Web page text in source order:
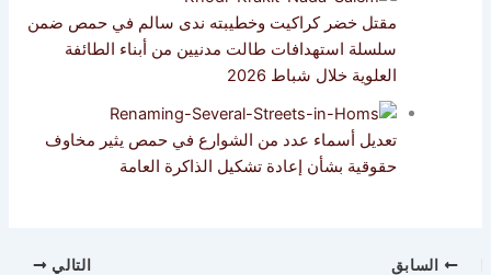
مقتل خضر كراكيت وخطيبته ندى سالم في حمص ضمن
سلسلة استهدافات طالت مدنيين من أبناء الطائفة
العلوية خلال شباط 2026
تعديل أسماء عدد من الشوارع في حمص يثير مخاوف
حقوقية بشأن إعادة تشكيل الذاكرة العامة
السابق التالي